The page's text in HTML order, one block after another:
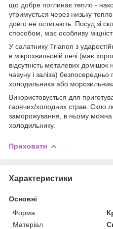
що добре поглинає тепло -
утримується через низьку
довго не остигають. Посуд зі
способом, має особливу міцність
У салатнику Trianon з
в мікрохвильовій печі (має
відсутність металевих домішок
чавуну і заліза) безпосередньо
холодильника або
Використовується для
гарячих/холодних страв. Скло
заморожування, в ньому можна
холодильнику.
Приховати
Характеристики
Основні
Форма
Матеріал